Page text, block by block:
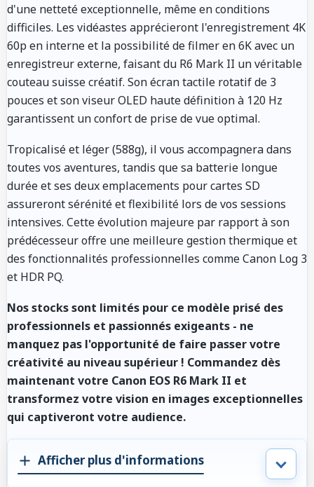
d'une netteté exceptionnelle, même en conditions
difficiles. Les vidéastes apprécieront l'enregistrement 4K
60p en interne et la possibilité de filmer en 6K avec un
enregistreur externe, faisant du R6 Mark II un véritable
couteau suisse créatif. Son écran tactile rotatif de 3
pouces et son viseur OLED haute définition à 120 Hz
garantissent un confort de prise de vue optimal.
Tropicalisé et léger (588g), il vous accompagnera dans
toutes vos aventures, tandis que sa batterie longue
durée et ses deux emplacements pour cartes SD
assureront sérénité et flexibilité lors de vos sessions
intensives. Cette évolution majeure par rapport à son
prédécesseur offre une meilleure gestion thermique et
des fonctionnalités professionnelles comme Canon Log 3
et HDR PQ.
Nos stocks sont limités pour ce modèle prisé des
professionnels et passionnés exigeants - ne
manquez pas l'opportunité de faire passer votre
créativité au niveau supérieur ! Commandez dès
maintenant votre Canon EOS R6 Mark II et
transformez votre vision en images exceptionnelles
qui captiveront votre audience.
Afficher plus d'informations